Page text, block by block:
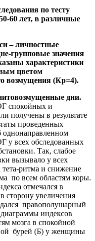
по тесту
60 лет, в различные
– личностные
групповые значения
характеристики
цветом
возмущения (Кр=4).
дни.
спокойных и
получены в результате
проведенных
однонаправленном
у всех обследованных
Так, слабое
вызывало у всех
ритма и снижение
по всем областям коры.
отмечался в
сторону увеличения
правополушарный
индексов
мозга в спокойной
бурей (Б) у женщины